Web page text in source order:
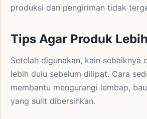
produksi dan pengiriman tidak
Tips Agar Produk
Setelah digunakan, kain sebaiknya
lebih dulu sebelum dilipat. Cara
membantu mengurangi lembap,
yang sulit dibersihkan.